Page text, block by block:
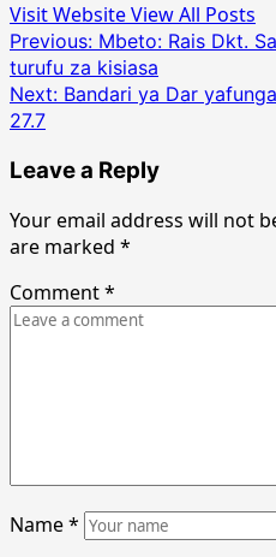
Visit WebsiteView All Posts
Post
navigation
Previous: Mbeto: Rais Dkt.
turufu za kisiasa
Next: Bandari ya Dar
27.7
Leave a Reply
Your email address will not
are marked *
Comment*
Name*